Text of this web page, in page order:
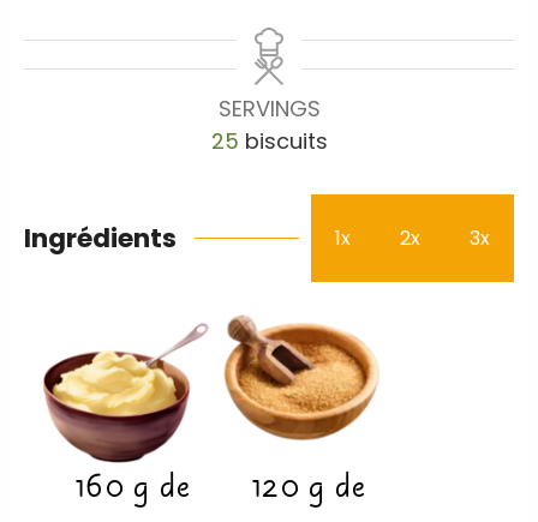
SERVINGS
25 biscuits
Ingrédients 1x 2x 3x
160 g de
120 g de